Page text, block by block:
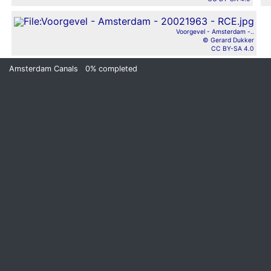
Voorgevel - Amsterdam -..
© Gerard Dukker
CC BY-SA 4.0
Amsterdam Canals 0% completed